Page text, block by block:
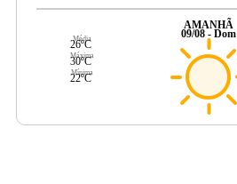
Média
26ºC
Máxima
30ºC
Mínima
22ºC
AMANHÃ
09/08 - Dom